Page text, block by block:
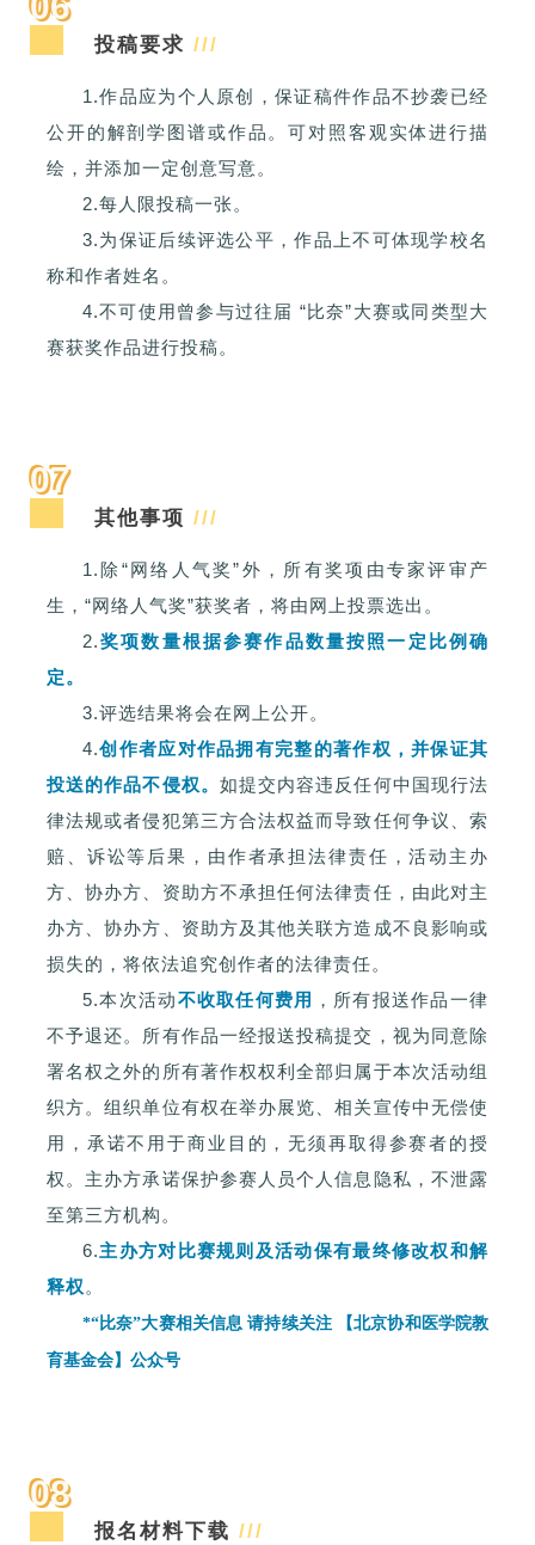
投稿要求///
1.作品应为个人原创，保证稿件作品不抄袭已经
公开的解剖学图谱或作品。可对照客观实体进行描
绘，并添加一定创意写意。
2.每人限投稿一张。
3.为保证后续评选公平，作品上不可体现学校名
称和作者姓名。
4.不可使用曾参与过往届 “比奈”大赛或同类型大
赛获奖作品进行投稿。
07
其他事项///
1. 除“网络人气奖”外，所有奖项由专家评审产
生，“网络人气奖”获奖者，将由网上投票选出。
2.奖项数量根据参赛作品数量按照一定比例确
定。
3.评选结果将会在网上公开。
4.创作者应对作品拥有完整的著作权，并保证其
投送的作品不侵权。 如提交内容违反任何中国现行法
律法规或者侵犯第三方合法权益而导致任何争议、索
赔、诉讼等后果，由作者承担法律责任，活动主办
方、协办方、资助方不承担任何法律责任，由此对主
办方、协办方、资助方及其他关联方造成不良影响或
损失的，将依法追究创作者的法律责任。
5.本次活动不收取任何费用 ，所有报送作品一律
不予退还。所有作品一经报送投稿提交，视为同意除
署名权之外的所有著作权权利全部归属于本次活动组
织方。组织单位有权在举办展览、相关宣传中无偿使
用，承诺不用于商业目的，无须再取得参赛者的授
权。主办方承诺保护参赛人员个人信息隐私，不泄露
至第三方机构。
6.主办方对比赛规则及活动保有最终修改权和解
释权 。
*“比奈”大赛相关信息 请持续关注 【北京协和医学院教
育基金会】公众号
08
报名材料下载///